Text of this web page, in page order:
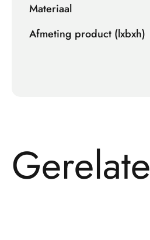
Materiaal
Afmeting product (lxbxh)
Gerelate